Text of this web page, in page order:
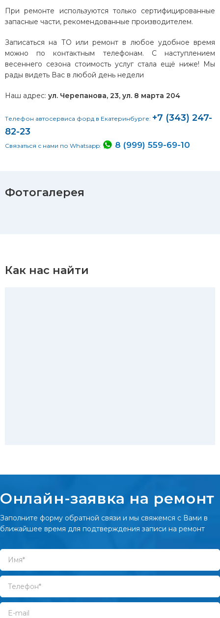
При ремонте используются только сертифицированные
запасные части, рекомендованные производителем.
Записаться на ТО или ремонт в любое удобное время
можно по контактным телефонам. С наступлением
весеннего сезона стоимость услуг стала ещё ниже! Мы
рады видеть Вас в любой день недели
Наш адрес: ул. Черепанова, 23, ул. 8 марта 204
Телефон автосервиса форд в Екатеринбурге: +7 (343) 247-
82-23
Связаться с нами по Whatsapp: 8 (999) 559-69-10
Фотогалерея
Как нас найти
Онлайн-заявка на ремонт
Заполните форму обратной связи и мы свяжемся с Вами в
ближайшее время для подтверждения записи на ремонт